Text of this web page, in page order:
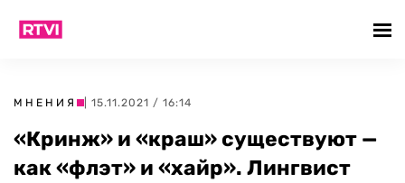
МНЕНИЯ | 15.11.2021 / 16:14
«Кринж» и «краш» существуют —
как «флэт» и «хайр». Лингвист